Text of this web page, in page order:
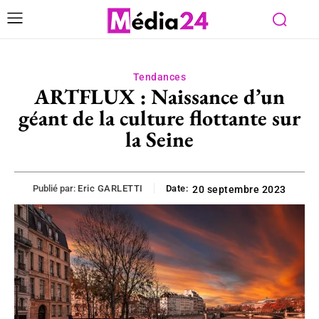
Tendances
ARTFLUX : Naissance d’un
géant de la culture flottante sur
la Seine
Publié par: Eric GARLETTI Date: 20 septembre 2023